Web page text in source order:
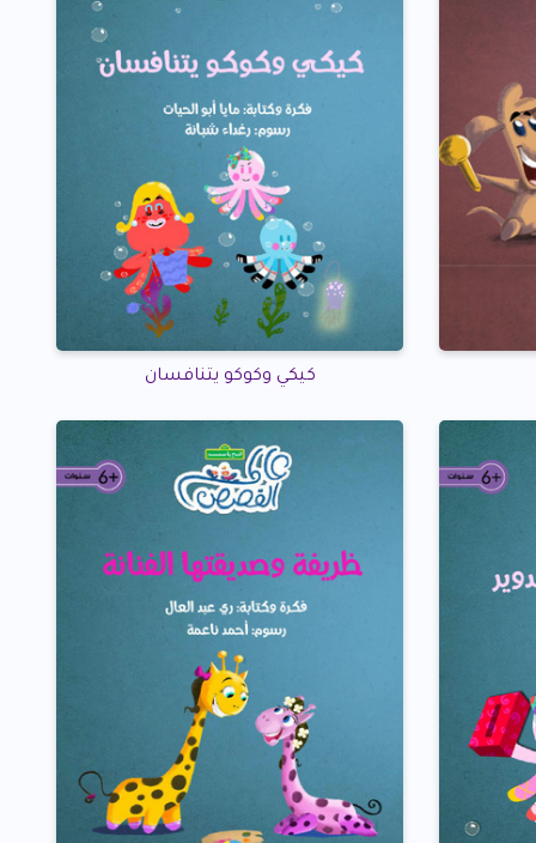
كيكي وكوكو يتنافسان